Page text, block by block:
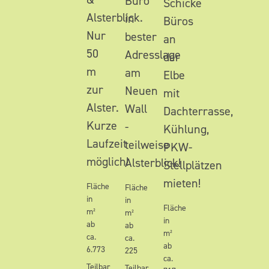
Alsterblick.
Nur
50
m
zur
Alster.
Kurze
Laufzeit
möglich!
Fläche
in
m²
ab
ca.
6.773
in
bester
Adresslage
am
Neuen
Wall
-
teilweise
Alsterblick!
Fläche
in
m²
ab
ca.
225
Schicke
Büros
an
der
Elbe
mit
Dachterrasse,
Kühlung,
PKW-
Stellplätzen
mieten!
Fläche
in
m²
ab
ca.